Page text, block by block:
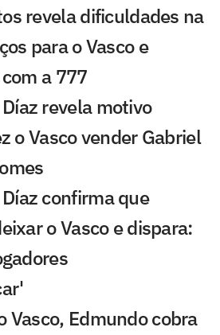
revela dificuldades na
para o Vasco e
a 777
revela motivo
o Vasco vender Gabriel
confirma que
o Vasco e dispara:
Vasco, Edmundo cobra